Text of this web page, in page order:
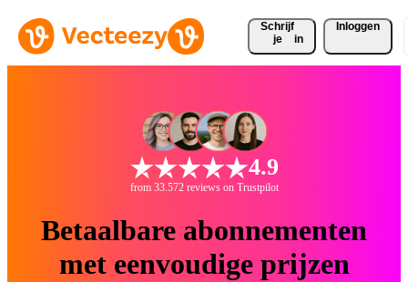
Schrijf
je
in
Inloggen
4.9
from 33.572 reviews on Trustpilot
Betaalbare abonnementen
met eenvoudige prijzen